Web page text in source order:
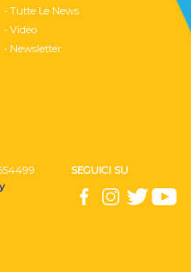
- Tutte Le News
- Video
- Newsletter
SEGUICI SU